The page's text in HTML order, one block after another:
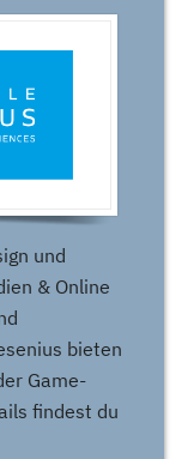
und
& Online
bieten
Game-
findest du